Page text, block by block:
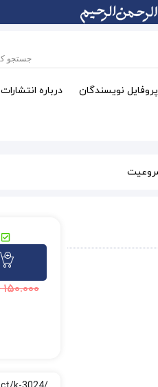
پروفایل نویسندگان درباره انتشارات
۱۵۰.۰۰۰